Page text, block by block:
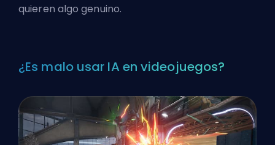
quieren algo genuino.
¿Es malo usar IA en videojuegos?